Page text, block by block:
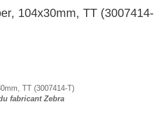
104x30mm, TT (3007414-
TT (3007414-T)
fabricant Zebra